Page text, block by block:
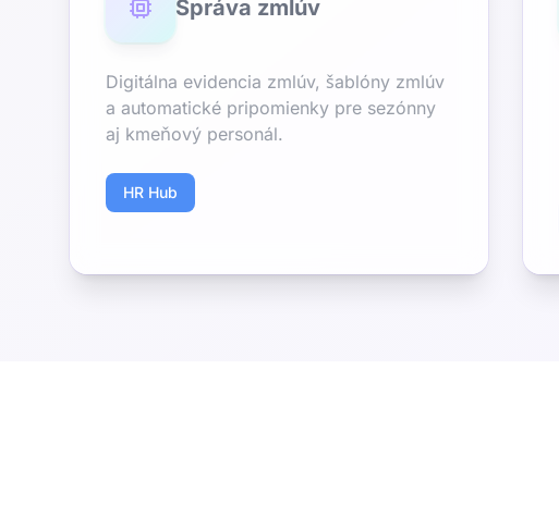
Správa zmlúv
Digitálna evidencia zmlúv, šablóny zmlúv
a automatické pripomienky pre sezónny
aj kmeňový personál.
HR Hub